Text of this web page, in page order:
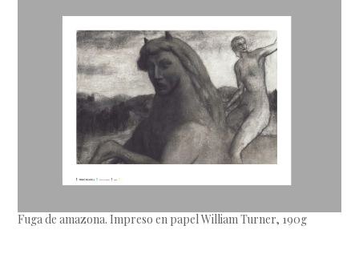
Fuga de amazona. Impreso en papel William Turner, 190g